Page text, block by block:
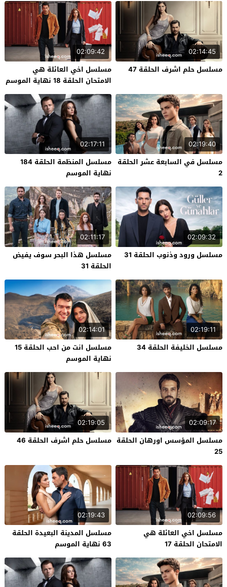
02:14:45
مسلسل حلم اشرف الحلقة 47
02:09:42
مسلسل اخي العائلة هي
الامتحان الحلقة 18 نهاية الموسم
02:19:40
مسلسل في السابعة عشر الحلقة
2
02:17:11
مسلسل المنظمة الحلقة 184
نهاية الموسم
02:09:32
مسلسل ورود وذنوب الحلقة 31
02:11:17
مسلسل هذا البحر سوف يفيض
الحلقة 31
02:19:11
مسلسل الخليفة الحلقة 34
02:14:01
مسلسل انت من احب الحلقة 15
نهاية الموسم
02:09:17
مسلسل المؤسس اورهان الحلقة
25
02:19:05
مسلسل حلم اشرف الحلقة 46
02:09:56
مسلسل اخي العائلة هي
الامتحان الحلقة 17
02:19:43
مسلسل المدينة البعيدة الحلقة
63 نهاية الموسم